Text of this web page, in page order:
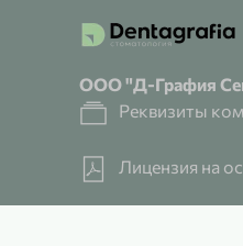
ООО "Д-Графия
Реквизиты
Лицензия на